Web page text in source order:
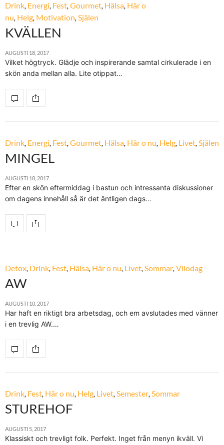
Drink, Energi, Fest,Gourmet, Hälsa, Här o
nu, Helg, Motivation,Själen
KVÄLLEN
AUGUSTI 18, 2017
Vilket högtryck. Glädje och inspirerande samtal cirkulerade i en
skön anda mellan alla. Lite otippat…
Drink, Energi, Fest,Gourmet, Hälsa, Här o nu, Helg, Livet,Själen
MINGEL
AUGUSTI 18, 2017
Efter en skön eftermiddag i bastun och intressanta diskussioner
om dagens innehåll så är det äntligen dags…
Detox, Drink, Fest, Hälsa, Här o nu, Livet,Sommar,Vilodag
AW
AUGUSTI 10, 2017
Har haft en riktigt bra arbetsdag, och em avslutades med vänner
i en trevlig AW.…
Drink, Fest, Här o nu, Helg, Livet,Semester,Sommar
STUREHOF
AUGUSTI 5, 2017
Klassiskt och trevligt folk. Perfekt. Inget från menyn ikväll. Vi